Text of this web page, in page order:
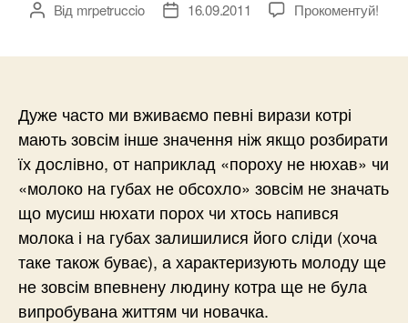
Автор
Від mrpetruccio
Дата16.09.2011 Прокоментуй!
Дуже часто ми вживаємо певні вирази котрі
мають зовсім інше значення ніж якщо розбирати
їх дослівно, от наприклад «пороху не нюхав» чи
«молоко на губах не обсохло» зовсім не значать
що мусиш нюхати порох чи хтось напився
молока і на губах залишилися його сліди (хоча
таке також буває), а характеризують молоду ще
не зовсім впевнену людину котра ще не була
випробувана життям чи новачка.